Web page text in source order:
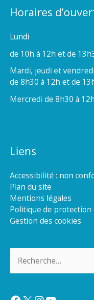
Horaires
Lundi
de 10h à 12h et de
Mardi, jeudi et vendredi
de 8h30 à 12h et de
Mercredi de 8h30 à 12h
Liens
Accessibilité : non
Plan du site
Mentions légales
Politique de protection
Gestion des cookies